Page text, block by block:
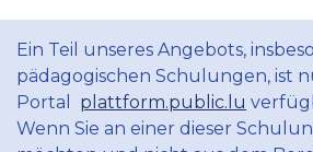
Ein Teil unseres Angebots,
pädagogischen Schulungen, ist
Portal plattform.public.lu
Wenn Sie an einer dieser